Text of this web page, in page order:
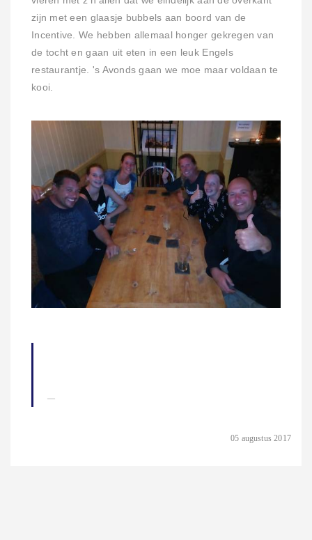
05 augustus 2017
zijn met een glaasje bubbels aan boord van de
Incentive. We hebben allemaal honger gekregen van
de tocht en gaan uit eten in een leuk Engels
restaurantje. 's Avonds gaan we moe maar voldaan te
kooi.